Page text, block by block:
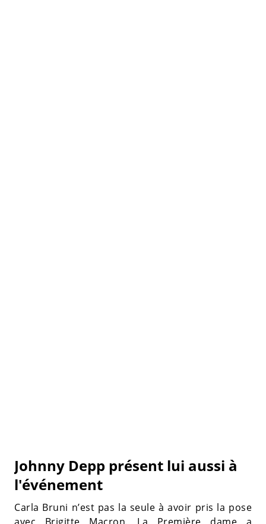
Johnny Depp présent lui aussi à
l'événement
Carla Bruni n’est pas la seule à avoir pris la pose
avec Brigitte Macron. La Première dame a